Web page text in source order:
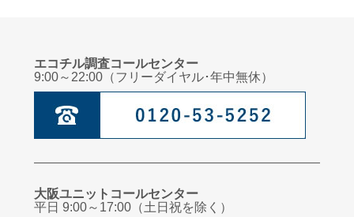
エコチル調査コールセンター
9:00～22:00（フリーダイヤル･年中無休）
大阪ユニットコールセンター
平日 9:00～17:00（土日祝を除く）